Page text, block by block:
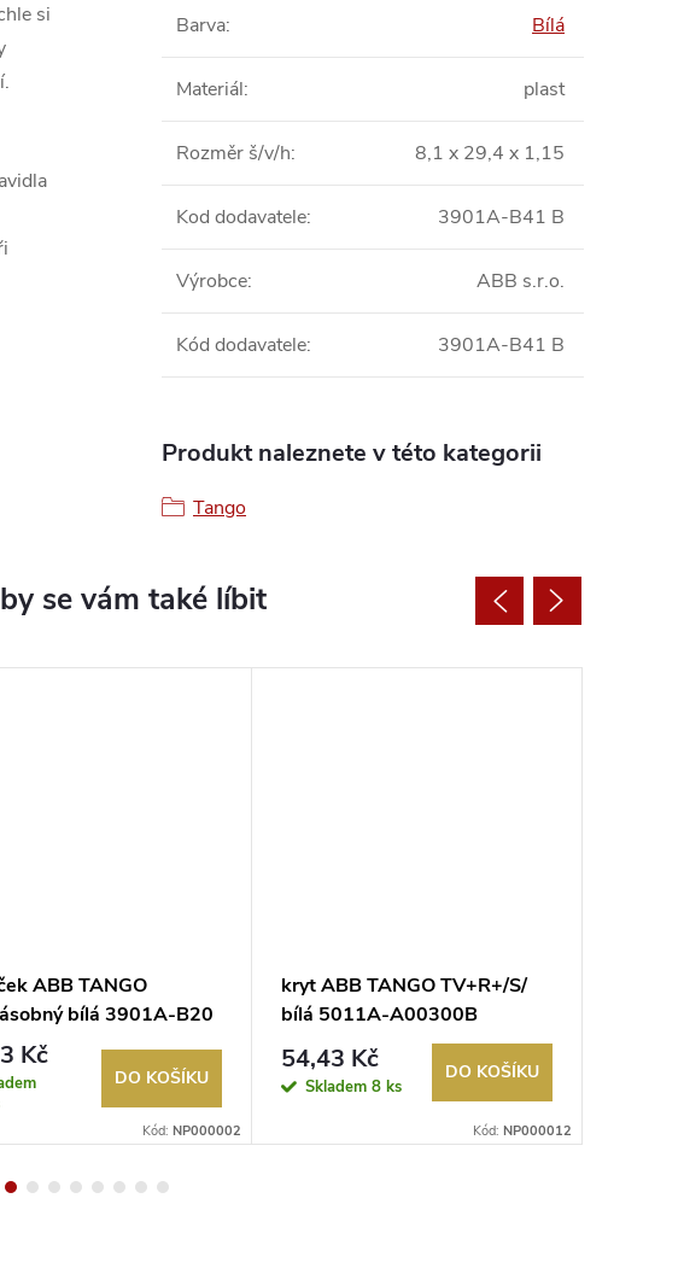
si
Barva: Bílá
Materiál: plast
Rozměr š/v/h: 8,1 x 29,4 x 1,15
Kod dodavatele: 3901A-B41 B
Výrobce: ABB s.r.o.
Kód dodavatele: 3901A-B41 B
Produkt naleznete v této kategorii
Tango
ABB TANGO
bílá 3901A-B20
Kč
DO KOŠÍKU
Kód: NP000002
kryt ABB TANGO TV+R+/S/
bílá 5011A-A00300B
54,43 Kč
Skladem 8 ks
DO KOŠÍKU
Kód: NP000012